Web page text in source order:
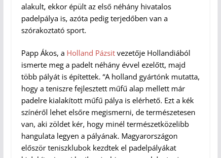
alakult, ekkor épült az első néhány hivatalos
padelpálya is, azóta pedig terjedőben van a
szórakoztató sport.
Papp Ákos, a Holland Pázsitvezetője Hollandiából
ismerte meg a padelt néhány évvel ezelőtt, majd
több pályát is építettek. “A holland gyártónk mutatta,
hogy a teniszre fejlesztett műfű alap mellett már
padelre kialakított műfű pálya is elérhető. Ezt a kék
színéről lehet elsőre megismerni, de természetesen
van, aki zöldet kér, hogy minél természetközelibb
hangulata legyen a pályának. Magyarországon
először teniszklubok kezdtek el padelpályákat